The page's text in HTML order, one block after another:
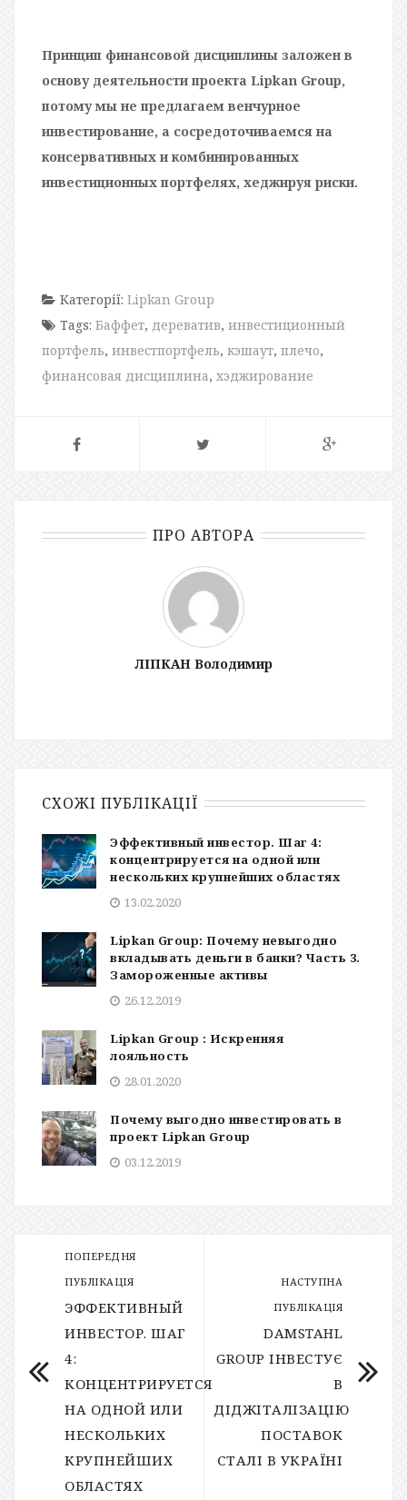
Принцип финансовой дисциплины заложен в
основу деятельности проекта Lipkan Group,
потому мы не предлагаем венчурное
инвестирование, а сосредоточиваемся на
консервативных и комбинированных
инвестиционных портфелях, хеджируя риски.
Категорії: Lipkan Group
Tags: Баффет, дереватив, инвестиционный
портфель, инвестпортфель, кэшаут, плечо,
финансовая дисциплина, хэджирование
ПРО АВТОРА
ЛІПКАН Володимир
СХОЖІ ПУБЛІКАЦІЇ
Эффективный инвестор. Шаг 4:
концентрируется на одной или
нескольких крупнейших областях
13.02.2020
Lipkan Group: Почему невыгодно
вкладывать деньги в банки? Часть 3.
Замороженные активы
26.12.2019
Lipkan Group : Искренняя
лояльность
28.01.2020
Почему выгодно инвестировать в
проект Lipkan Group
03.12.2019
ПОПЕРЕДНЯ
ПУБЛІКАЦІЯ
ЭФФЕКТИВНЫЙ
ИНВЕСТОР. ШАГ
4:
КОНЦЕНТРИРУЕТСЯ
НА ОДНОЙ ИЛИ
НЕСКОЛЬКИХ
КРУПНЕЙШИХ
ОБЛАСТЯХ
НАСТУПНА
ПУБЛІКАЦІЯ
DAMSTAHL
GROUP ІНВЕСТУЄ
В
ДІДЖІТАЛІЗАЦІЮ
ПОСТАВОК
СТАЛІ В УКРАЇНІ